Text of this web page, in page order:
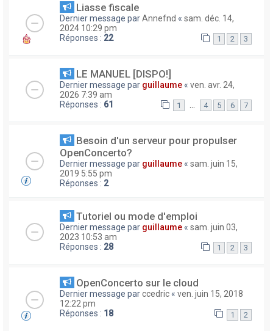
Liasse fiscale
Dernier message parAnnefnd « sam. déc. 14,
2024 10:29 pm
Réponses : 22 1 2 3
LE MANUEL [DISPO!]
Dernier message par guillaume « ven. avr. 24,
2026 7:39 am
Réponses : 61 1 … 4 5 6 7
Besoin d'un serveur pour propulser
OpenConcerto?
Dernier message par guillaume « sam. juin 15,
2019 5:55 pm
Réponses : 2
Tutoriel ou mode d'emploi
Dernier message par guillaume « sam. juin 03,
2023 10:53 am
Réponses : 28 1 2 3
OpenConcerto sur le cloud
Dernier message parccedric « ven. juin 15, 2018
12:22 pm
Réponses : 18 1 2